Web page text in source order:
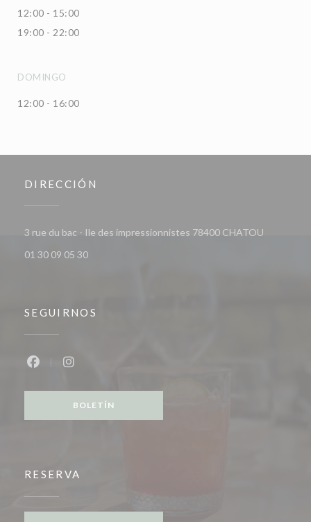
12:00 - 15:00
19:00 - 22:00
DOMINGO
12:00 - 16:00
DIRECCIÓN
3 rue du bac - Ile des impressionnistes 78400 CHATOU
01 30 09 05 30
SEGUIRNOS
BOLETÍN
RESERVA